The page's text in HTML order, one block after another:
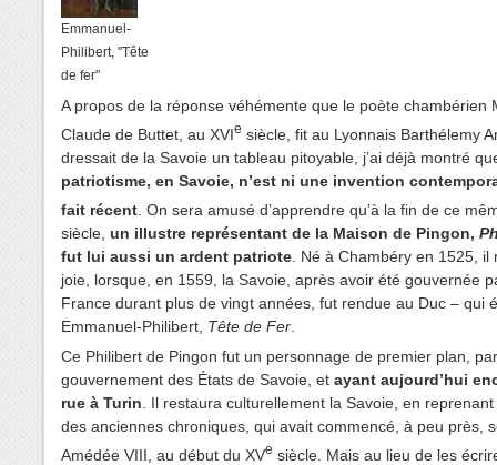
Emmanuel-
Philibert, "Tête
de fer"
A propos de la réponse véhémente que le poète chambérien
Claude de Buttet, au XVIe siècle, fit au Lyonnais Barthélemy
dressait de la Savoie un tableau pitoyable, j’ai déjà montré
patriotisme, en Savoie, n’est ni une invention
fait récent . On sera amusé d’apprendre qu’à la fin de ce
siècle, un illustre représentant de la Maison de Pingon,
fut lui aussi un ardent patriote . Né à Chambéry en 1525, il
joie, lorsque, en 1559, la Savoie, après avoir été gouvernée
France durant plus de vingt années, fut rendue au Duc – qui
Emmanuel-Philibert, Tête de Fer
Ce Philibert de Pingon fut un personnage de premier plan,
gouvernement des États de Savoie, et ayant aujourd’hui
rue à Turin . Il restaura culturellement la Savoie, en
des anciennes chroniques, qui avait commencé, à peu près,
Amédée VIII, au début du XVe siècle. Mais au lieu de les